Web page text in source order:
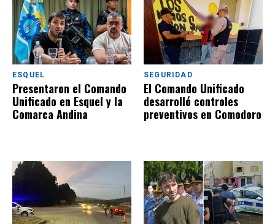
ESQUEL
Presentaron el Comando
Unificado en Esquel y la
Comarca Andina
SEGURIDAD
El Comando Unificado
desarrolló controles
preventivos en Comodoro